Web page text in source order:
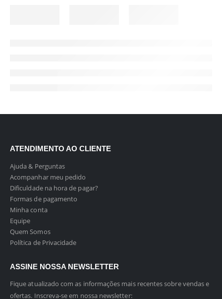
ATENDIMENTO AO CLIENTE
Ajuda & Perguntas
Acompanhar meu pedido
Dificuldade na hora de pagar?
Formas de pagamento
Minha conta
Equipe
Quem Somos
Política de Privacidade
ASSINE NOSSA NEWSLETTER
Fique atualizado com as informações mais recentes sobre vendas e
ofertas. Inscreva-se em nossa newsletter: